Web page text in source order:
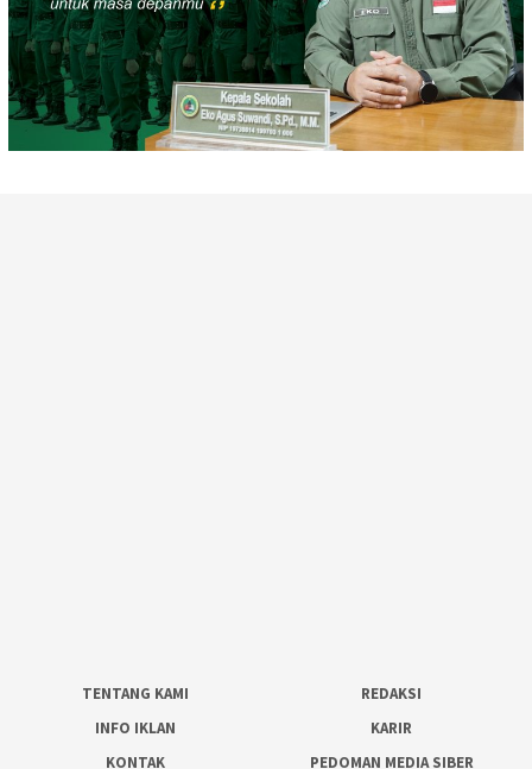
TENTANG KAMI
REDAKSI
INFO IKLAN
KARIR
KONTAK
PEDOMAN MEDIA SIBER